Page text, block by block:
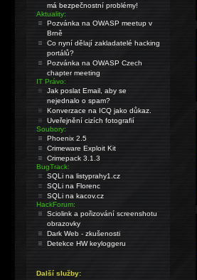
má bezpečnostní problémy!
Aktuality:
Pozvánka na OWASP meetup v
Brně
Co nyní dělají zakladatelé hacking
portálů?
Pozvánka na OWASP Czech
chapter meeting
IT Právo:
Jak poslat Email, aby se
nejednalo o spam?
Konverzace na ICQ jako důkaz.
Uveřejnění cizích fotografií
Soubory:
Phoenix 2.5
Crimeware Exploit Kit
Crimepack 3.1.3
BugTrack:
SQLi na listyprahy1.cz
SQLi na Florenc
SQLi na kacov.cz
HackForum:
Sciolink a pořizování screenshotu
obrazovky
Dark Web - zkušenosti
Detekce HW keyloggeru
Další služby: